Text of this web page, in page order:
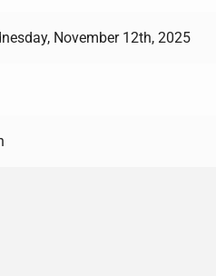
November 12th, 2025